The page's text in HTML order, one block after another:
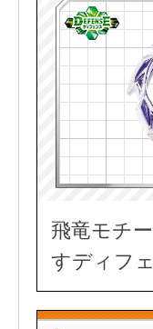
飛竜モチ
すディフ